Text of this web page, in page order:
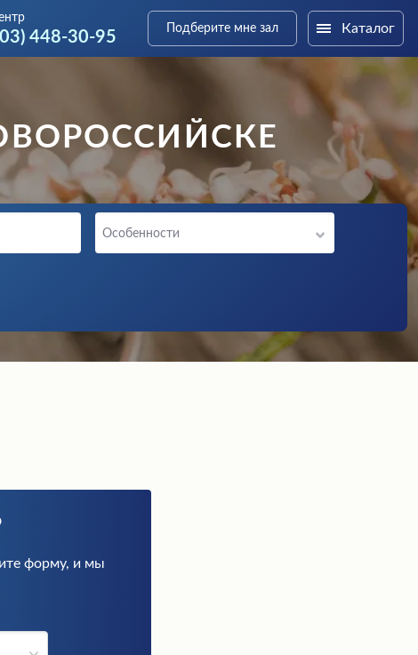
448-30-95 Подберите мне зал Каталог
Особенности
форму, и мы